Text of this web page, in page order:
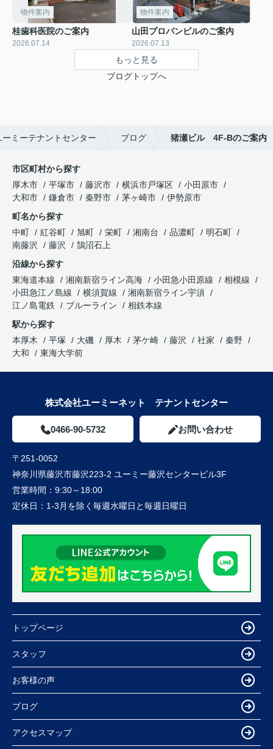
物件案内
桂歯科医院のご案内
2026.07.14
物件案内
山田プロパンビルのご案内
2026.07.13
もっと見る
ブログトップへ
ミーテナントセンター ブログ 猪瀬ビル 4F-Bのご案内
市区町村から探す
厚木市
平塚市 藤沢市 横浜市戸塚区
小田原市
大和市
鎌倉市 秦野市 茅ヶ崎市
伊勢原市
町名から探す
中町
紅谷町 旭町 栄町 湘南台 品濃町
明石町
南藤沢
藤沢
鵠沼石上
沿線から探す
東海道本線
湘南新宿ライン高海 小田急小田原線
相模線
小田急江ノ島線
横須賀線
湘南新宿ライン宇須
江ノ島電鉄
ブルーライン
相鉄本線
駅から探す
本厚木
平塚 大磯 厚木 茅ケ崎 藤沢 社家
秦野
大和
東海大学前
株式会社ユーミーネット テナントセンター
0466-90-5732 お問い合わせ
〒251-0052
神奈川県藤沢市藤沢223-2 ユーミー藤沢センタービル3F
営業時間： 9:30～18:00
定休日： 1-3月を除く毎週水曜日と毎週日曜日
トップページ
スタッフ
お客様の声
ブログ
アクセスマップ